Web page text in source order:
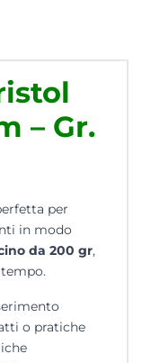
– Gr.
per
in modo
da 200 gr,
o pratiche